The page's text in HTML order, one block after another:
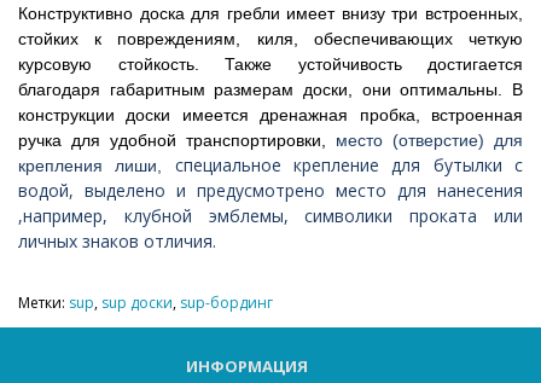
Конструктивно доска для гребли имеет внизу три встроенных,
стойких к повреждениям, киля, обеспечивающих четкую
курсовую стойкость. Также устойчивость достигается
благодаря габаритным размерам доски, они оптимальны. В
конструкции доски имеется дренажная пробка, встроенная
ручка для удобной транспортировки, место (отверстие) для
крепления лиши, специальное крепление для бутылки с
водой, выделено и предусмотрено место для нанесения
,например, клубной эмблемы, символики проката или
личных знаков отличия.
Метки: sup, sup доски, sup-бординг
ИНФОРМАЦИЯ